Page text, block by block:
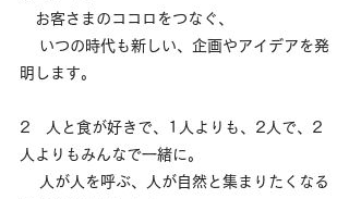
お客さまのココロをつなぐ、
いつの時代も新しい、企画やアイデアを発
明します。
2　人と食が好きで、1人よりも、2人で、2
人よりもみんなで一緒に。
人が人を呼ぶ、人が自然と集まりたくなる